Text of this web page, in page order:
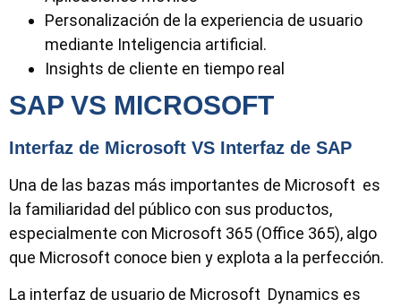
Personalización de la experiencia de usuario
mediante Inteligencia artificial.
Insights de cliente en tiempo real
SAP VS MICROSOFT
Interfaz de Microsoft VS Interfaz de SAP
Una de las bazas más importantes de Microsoft es
la familiaridad del público con sus productos,
especialmente con Microsoft 365 (Office 365), algo
que Microsoft conoce bien y explota a la perfección.
La interfaz de usuario de Microsoft Dynamics es